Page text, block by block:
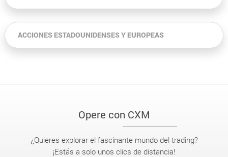
ACCIONES ESTADOUNIDENSES Y EUROPEAS
Opere con CXM
¿Quieres explorar el fascinante mundo del trading?
¡Estás a solo unos clics de distancia!